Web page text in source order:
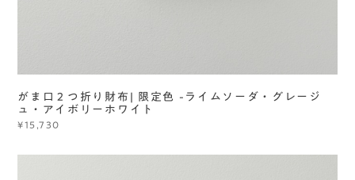
がま口２つ折り財布| 限定色 -ライムソーダ・グレージ
ュ・アイボリーホワイト
¥15,730